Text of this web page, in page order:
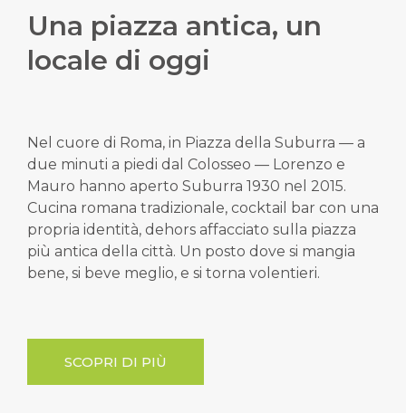
Una piazza antica, un
locale di oggi
Nel cuore di Roma, in Piazza della Suburra — a
due minuti a piedi dal Colosseo — Lorenzo e
Mauro hanno aperto Suburra 1930 nel 2015.
Cucina romana tradizionale, cocktail bar con una
propria identità, dehors affacciato sulla piazza
più antica della città. Un posto dove si mangia
bene, si beve meglio, e si torna volentieri.
SCOPRI DI PIÙ